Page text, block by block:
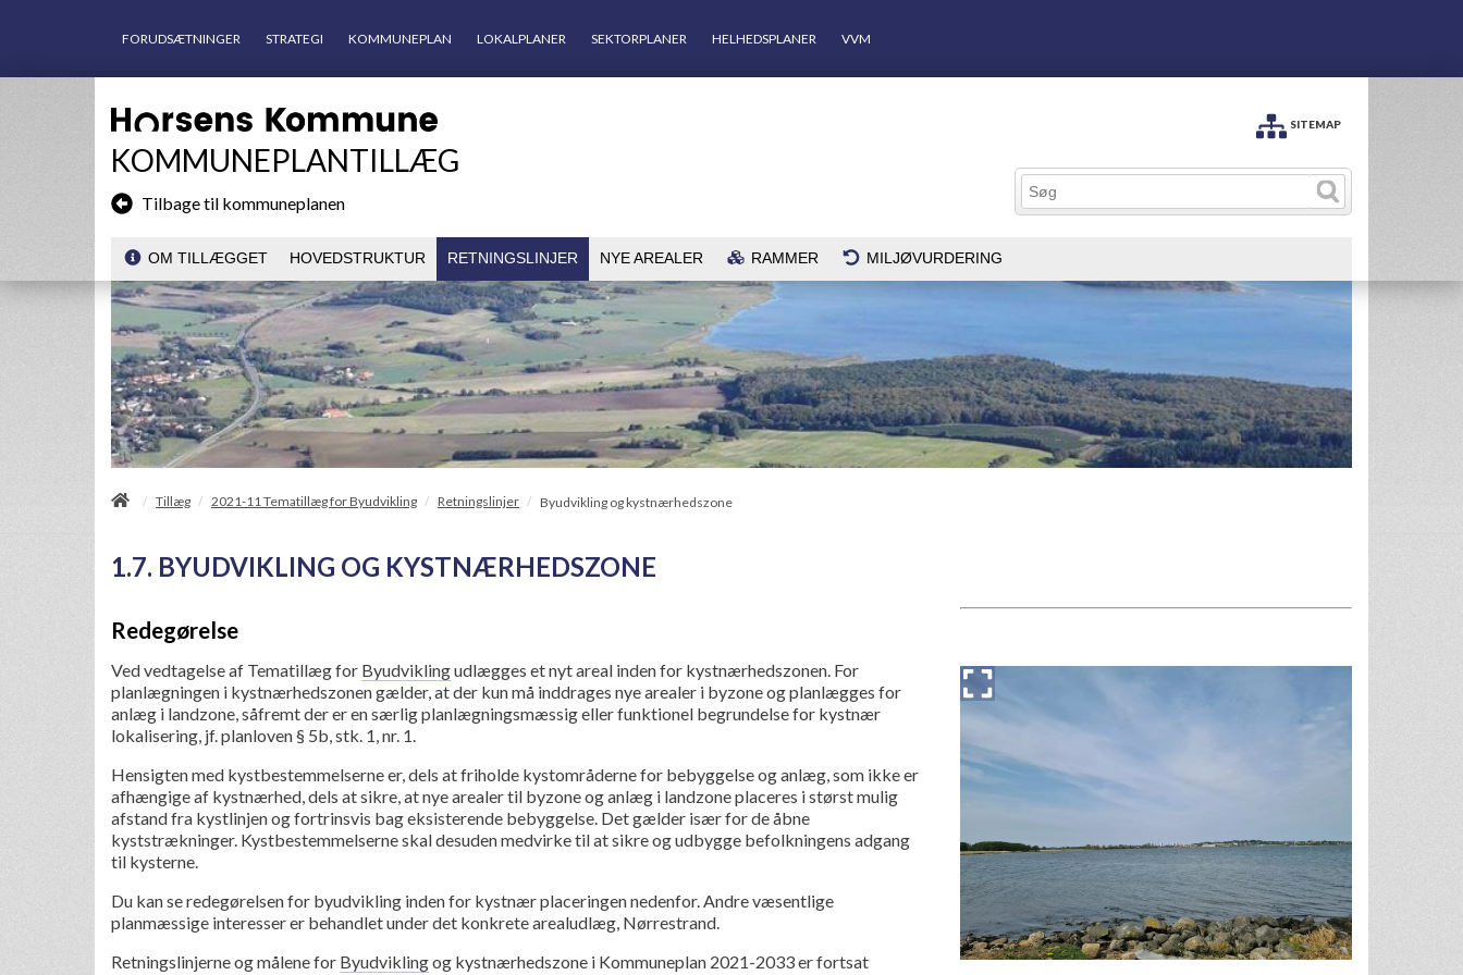
FORUDSÆTNINGER STRATEGI KOMMUNEPLAN LOKALPLANER SEKTORPLANER HELHEDSPLANER VVM
KOMMUNEPLANTILLÆG
Tilbage til kommuneplanen
SITEMAP
OM TILLÆGGET HOVEDSTRUKTUR RETNINGSLINJER NYE AREALER RAMMER MILJØVURDERING
/ Tillæg / 2021-11 Tematillæg for Byudvikling / Retningslinjer / Byudvikling og kystnærhedszone
1.7. BYUDVIKLING OG KYSTNÆRHEDSZONE
Redegørelse
Ved vedtagelse af Tematillæg for Byudviklingudlægges et nyt areal inden for kystnærhedszonen. For
planlægningen i kystnærhedszonen gælder,at der kun må inddrages nye arealer i byzone og planlægges for
anlæg i landzone, såfremt der er en særlig planlægningsmæssig eller funktionel begrundelse for kystnær
lokalisering, jf. planloven § 5b, stk. 1, nr. 1.
Hensigten med kystbestemmelserne er, dels at friholde kystområderne for bebyggelse og anlæg, som ikke er
afhængige af kystnærhed, dels at sikre, at nye arealer til byzone og anlæg i landzone placeres i størst mulig
afstand fra kystlinjen og fortrinsvis bag eksisterende bebyggelse. Det gælder især for de åbne
kyststrækninger. Kystbestemmelserne skal desuden medvirke til at sikre og udbygge befolkningens adgang
til kysterne.
Du kan se redegørelsen for byudvikling inden for kystnær placeringen nedenfor. Andre væsentlige
planmæssige interesser er behandlet under det konkrete arealudlæg, Nørrestrand.
Retningslinjerne og målene for Byudviklingog kystnærhedszone i Kommuneplan 2021-2033 er fortsat